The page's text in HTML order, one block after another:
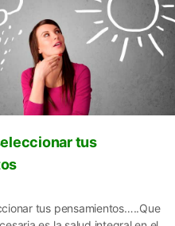
tus
tus pensamientos…..Que